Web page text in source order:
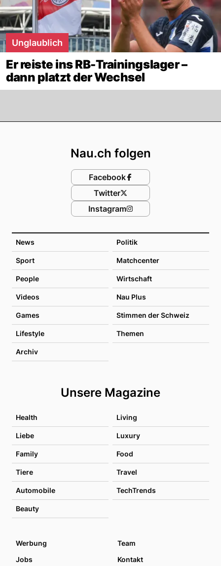
Unglaublich
Er reiste ins RB-Trainingslager –
dann platzt der Wechsel
News Politik
Sport Matchcenter
People Wirtschaft
Videos Nau Plus
Games Stimmen der Schweiz
Lifestyle Themen
Archiv
Unsere Magazine
Health Living
Liebe Luxury
Family Food
Tiere Travel
Automobile TechTrends
Beauty
Nau.ch folgen
Facebook
Twitter
Instagram
Werbung
Team
Jobs
Kontakt